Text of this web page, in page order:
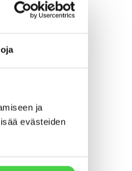
ja
evästeiden